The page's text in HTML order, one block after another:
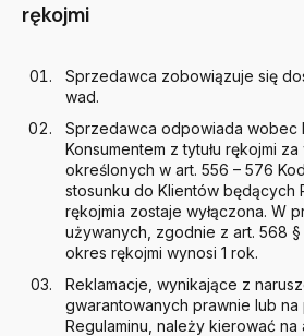
rękojmi
Sprzedawca zobowiązuje się
wad.
Sprzedawca odpowiada wobec
Konsumentem z tytułu rękojmi
określonych w art. 556 – 576
stosunku do Klientów będących
rękojmia zostaje wyłączona. W
używanych, zgodnie z art. 568 §
okres rękojmi wynosi 1 rok.
Reklamacje, wynikające z
gwarantowanych prawnie lub
Regulaminu, należy kierować na